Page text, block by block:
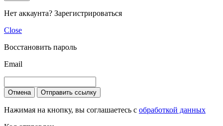
Нет аккаунта? Зарегистрироваться
Close
Восстановить пароль
Email
Отмена Отправить ссылку
Нажимая на кнопку, вы соглашаетесь с обработкой данных